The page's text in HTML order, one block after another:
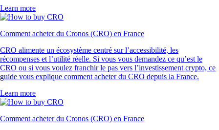
Learn more
Comment acheter du Cronos (CRO) en France
CRO alimente un écosystème centré sur l’accessibilité, les
récompenses et l’utilité réelle. Si vous vous demandez ce qu’est le
CRO ou si vous voulez franchir le pas vers l’investissement crypto, ce
guide vous explique comment acheter du CRO depuis la France.
Learn more
Comment acheter du Cronos (CRO) en France